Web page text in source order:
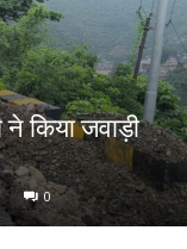
किया जवाड़ी
0